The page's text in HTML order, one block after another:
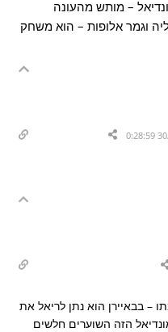
– מותש מהעונה
וגמר אלופות – הוא משחק
– בבאיירן הוא נתן לריאל את
הזה השוערים חלשים